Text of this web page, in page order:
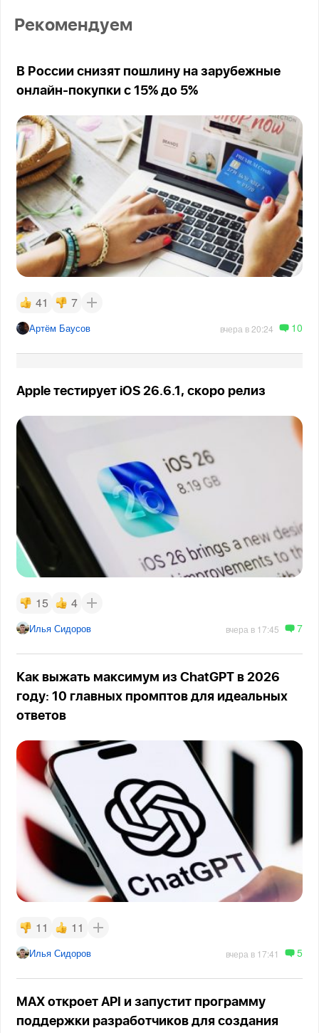
Рекомендуем
В России снизят пошлину на зарубежные
онлайн-покупки с 15% до 5%
41 7
Артём Баусов вчера в 20:24 10
Apple тестирует iOS 26.6.1, скоро релиз
15 4
Илья Сидоров вчера в 17:45 7
Как выжать максимум из ChatGPT в 2026
году: 10 главных промптов для идеальных
ответов
11 11
Илья Сидоров вчера в 17:41 5
MAX откроет API и запустит программу
поддержки разработчиков для создания